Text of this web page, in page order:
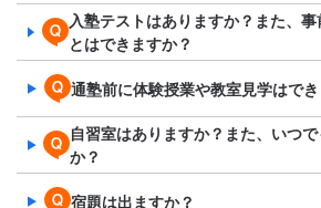
入塾テストはありますか？また、
とはできますか？
通塾前に体験授業や教室見学はでき
自習室はありますか？また、いつ
か？
宿題は出ますか？